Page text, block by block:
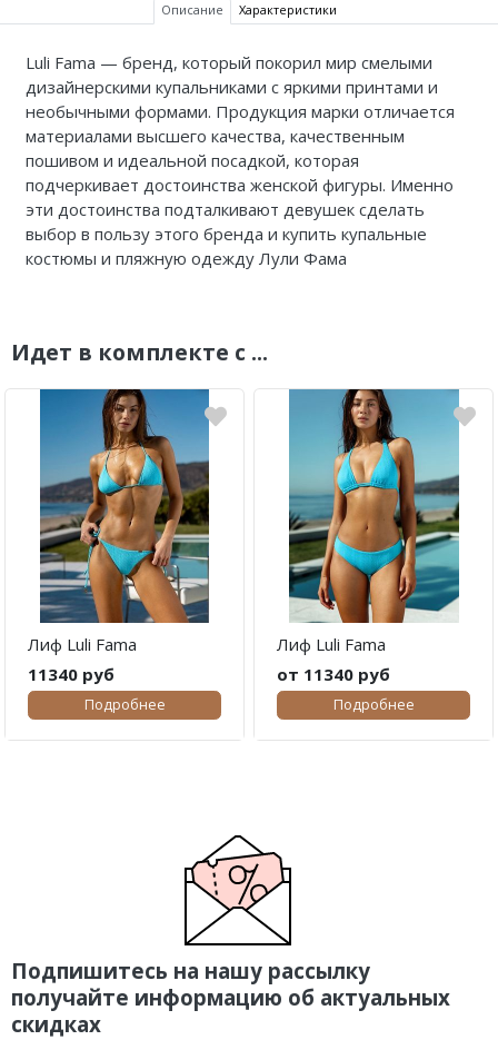
Описание Характеристики
Luli Fama — бренд, который покорил мир смелыми
дизайнерскими купальниками с яркими принтами и
необычными формами. Продукция марки отличается
материалами высшего качества, качественным
пошивом и идеальной посадкой, которая
подчеркивает достоинства женской фигуры. Именно
эти достоинства подталкивают девушек сделать
выбор в пользу этого бренда и купить купальные
костюмы и пляжную одежду Лули Фама
Идет в комплекте с ...
Лиф Luli Fama
11340 руб
Подробнее
Лиф Luli Fama
от 11340 руб
Подробнее
Подпишитесь на нашу рассылку
получайте информацию об актуальных
скидках